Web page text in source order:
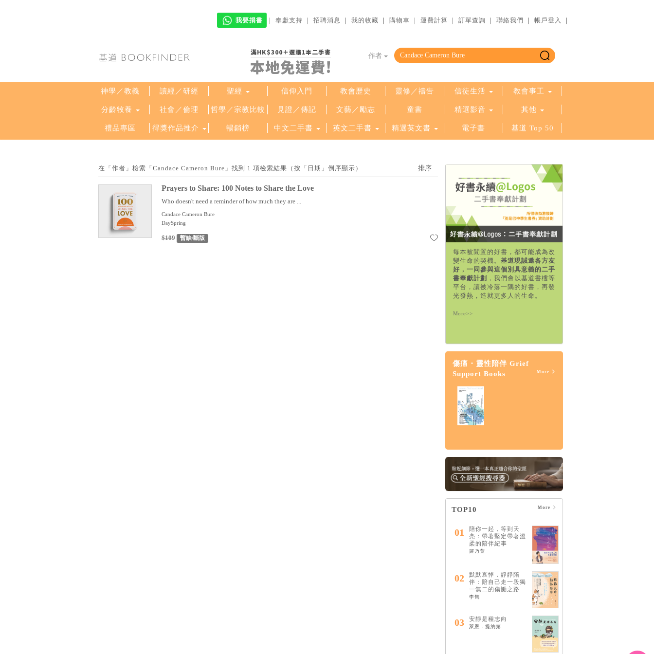
我要捐書 ｜ 奉獻支持 ｜ 招聘消息 ｜ 我的收藏 ｜ 購物車 ｜ 運費計算 ｜ 訂單查詢 ｜ 聯絡我們 ｜ 帳戶登入 ｜
滿HK$300＋選購1本二手書
本地免運費!
作者
神學／教義 讀經／研經 聖經 信仰入門 教會歷史 靈修／禱告 信徒生活 教會事工
分齡牧養 社會／倫理 哲學／宗教比較 見證／傳記 文藝／勵志 童書 精選影音 其他
禮品專區 得獎作品推介 暢銷榜 中文二手書 英文二手書 精選英文書 電子書 基道 Top 50
在「作者」檢索「Candace Cameron Bure」找到 1 項檢索結果（按「日期」倒序顯示）
Prayers to Share: 100 Notes to Share the Love
Who doesn't need a reminder of how much they are ...
Candace Cameron Bure
DaySpring
$109 暫缺/斷版
每本被閒置的好書，都可能成為改
變生命的契機。 基道現誠邀各方友
好，一同參與這個別具意義的二手
書奉獻計劃 ，我們會以基道書樓等
平台，讓被冷落一隅的好書，再發
光發熱，造就更多人的生命。
More>>
傷痛・靈性陪伴 Grief
Support Books
More
的苦難神學
HK$164 $173
TOP10 More
01
陪你一起，等到天
亮：帶著堅定帶著溫
柔的陪伴紀事
羅乃萱
02
默默哀悼，靜靜陪
伴：陪自己走一段獨
一無二的傷慟之路
李雋
03 安靜是種志向
萊恩．提納第